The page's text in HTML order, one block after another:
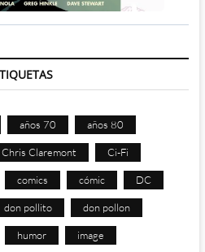
años 70 años 80
Chris Claremont Ci-Fi
comics cómic DC
don pollito don pollon
humor image